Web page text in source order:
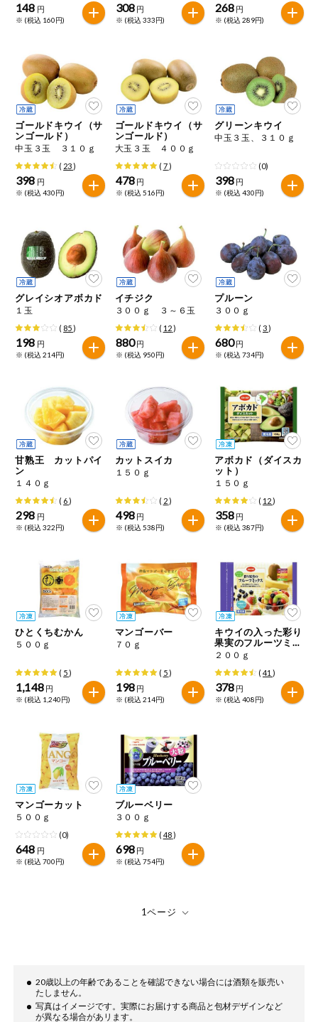
お弁当用商品
ミールキット
組合員さんの
リクエスト
いいもんみっ
け
ベビー・キッ
ズ関連
サプリメン
ト・栄養補助
食品
応
健康志向食品
推しコープ
年間登録米
148 円
※ (税込 160円)
308 円
※ (税込 333円)
268 円
※ (税込 289円)
ゴールドキウイ（サ
ンゴールド）
中玉３玉 ３１０ｇ
( 23)
398 円
※ (税込 430円)
ゴールドキウイ（サ
ンゴールド）
大玉３玉 ４００ｇ
( 7)
478 円
※ (税込 516円)
グリーンキウイ
中玉３玉、３１０ｇ
(0)
398 円
※ (税込 430円)
グレイシオアボカド
１玉
( 85)
198 円
※ (税込 214円)
イチジク
３００ｇ ３～６玉
( 12)
880 円
※ (税込 950円)
プルーン
３００ｇ
( 3)
680円
※ (税込 734円)
甘熟王 カットパイ
ン
１４０ｇ
( 6)
298 円
※ (税込 322円)
カットスイカ
１５０ｇ
( 2)
498 円
※ (税込 538円)
アボカド（ダイスカ
ット）
１５０ｇ
( 12)
358 円
※ (税込 387円)
ひとくちむかん
５００ｇ
( 5)
1,148 円
※ (税込 1,240円)
マンゴーバー
７０ｇ
( 5)
198 円
※ (税込 214円)
キウイの入った彩り
果実のフルーツミッ
クス
２００ｇ
( 41 )
378 円
※ (税込 408円)
マンゴーカット
５００ｇ
(0)
648 円
※ (税込 700円)
ブルーベリー
３００ｇ
( 48)
698 円
※ (税込 754円)
20歳以上の年齢であることを確認できない場合には酒類を販売い
たしません。
写真はイメージです。実際にお届けする商品と包材デザインなど
が異なる場合があリます。